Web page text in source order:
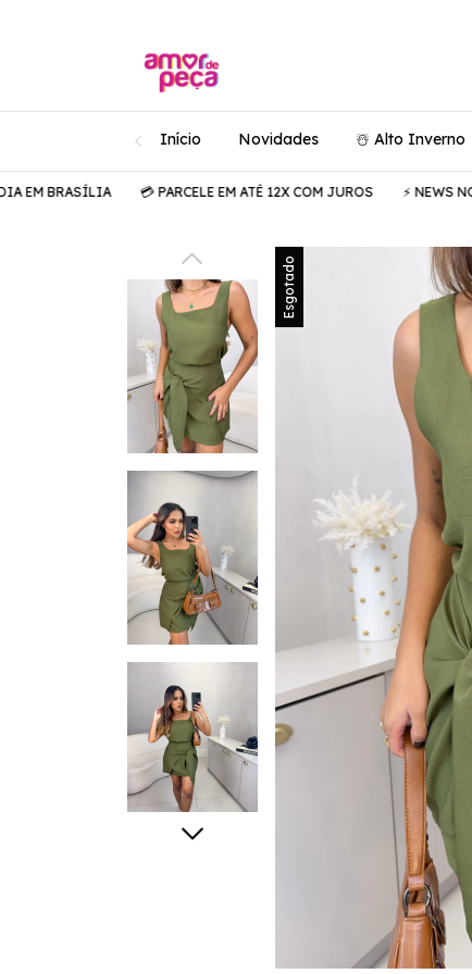
Início Novidades ☃️ Alto Inverno
BRASÍLIA 💳 PARCELE EM ATÉ 12X COM JUROS ⚡️ NEWS NO AR
Esgotado